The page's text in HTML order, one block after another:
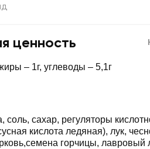
ценность
– 1г, углеводы – 5,1г
соль, сахар, регуляторы
кислота ледяная), лук,
горчицы, лавровый